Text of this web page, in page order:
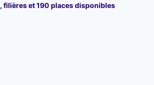
filières et 190 places disponibles